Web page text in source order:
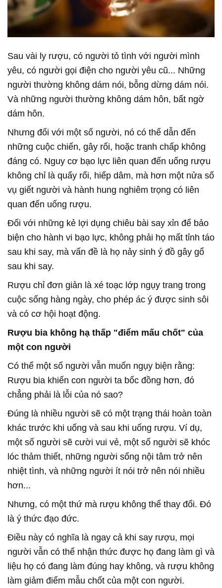
Sau vài ly rượu, có người tỏ tình với người mình
yêu, có người gọi điện cho người yêu cũ... Những
người thường không dám nói, bỗng dừng dám nói.
Và những người thường không dám hôn, bất ngờ
dám hôn.
Nhưng đối với một số người, nó có thể dẫn đến
những cuộc chiến, gây rối, hoặc tranh chấp không
đáng có. Nguy cơ bạo lực liên quan đến uống rượu
không chỉ là quấy rối, hiếp dâm, mà hơn một nửa số
vụ giết người và hành hung nghiêm trọng có liên
quan đến uống rượu.
Đối với những kẻ lợi dụng chiêu bài say xỉn để bảo
biện cho hành vi bạo lực, không phải họ mất tỉnh táo
sau khi say, mà vấn đề là họ nảy sinh ý đồ gây gổ
sau khi say.
Rượu chỉ đơn giản là xé toạc lớp ngụy trang trong
cuộc sống hàng ngày, cho phép ác ý được sinh sôi
và có cơ hội hoạt động.
Rượu bia không hạ thấp "điểm mấu chốt" của
một con người
Có thể một số người vẫn muốn ngụy biện rằng:
Rượu bia khiến con người ta bốc đồng hơn, đó
chẳng phải là lỗi của nó sao?
Đúng là nhiều người sẽ có một trạng thái hoàn toàn
khác trước khi uống và sau khi uống rượu. Ví dụ,
một số người sẽ cười vui vẻ, một số người sẽ khóc
lóc thảm thiết, những người sống nội tâm trở nên
nhiệt tình, và những người ít nói trở nên nói nhiều
hơn...
Nhưng, có một thứ mà rượu không thể thay đổi. Đó
là ý thức đạo đức.
Điều này có nghĩa là ngay cả khi say rượu, mọi
người vẫn có thể nhận thức được họ đang làm gì và
liệu họ có đang làm đúng hay không, và rượu không
làm giảm điểm mẫu chốt của một con người.